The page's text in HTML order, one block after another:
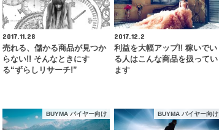
2017.11.28
売れる、儲かる商品が見つか
らない!! そんなときにす
る“ずらしリサーチ!”
2017.12.2
利益を大幅アップ!! 稼いでい
る人はこんな商品を扱ってい
ます
BUYMA バイヤー向け BUYMA バイヤー向け